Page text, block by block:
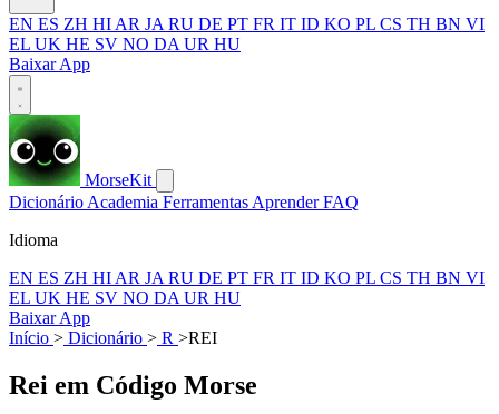
EN ES ZH HI AR JA RU DE PT FR IT ID KO PL CS TH BN VI
EL UK HE SV NO DA UR HU
Baixar App
MorseKit
Dicionário Academia Ferramentas AprenderFAQ
Idioma
EN ES ZH HI AR JA RU DE PT FR IT ID KO PL CS TH BN VI
EL UK HE SV NO DA UR HU
Baixar App
Início > Dicionário > R >REI
Rei em Código Morse